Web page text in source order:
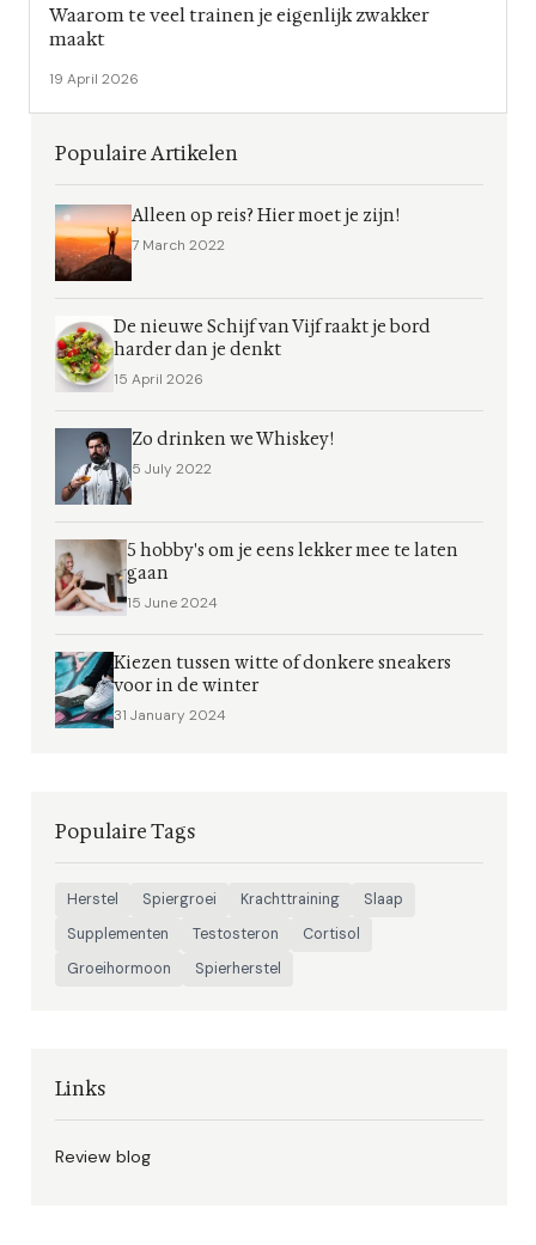
Waarom te veel trainen je eigenlijk zwakker
maakt
19 April 2026
Populaire Artikelen
Alleen op reis? Hier moet je zijn!
7 March 2022
De nieuwe Schijf van Vijf raakt je bord
harder dan je denkt
15 April 2026
Zo drinken we Whiskey!
5 July 2022
5 hobby's om je eens lekker mee te laten
gaan
15 June 2024
Kiezen tussen witte of donkere sneakers
voor in de winter
31 January 2024
Populaire Tags
Herstel Spiergroei Krachttraining
Slaap
Supplementen
Testosteron
Cortisol
Groeihormoon
Spierherstel
Links
Review blog